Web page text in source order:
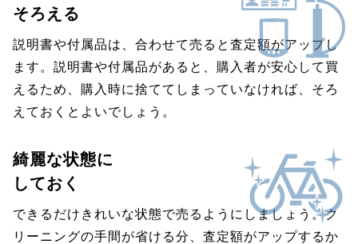
そろえる
説明書や付属品は、合わせて売ると査定額がアップし
ます。説明書や付属品があると、購入者が安心して買
えるため、購入時に捨ててしまっていなければ、そろ
えておくとよいでしょう。
綺麗な状態に
しておく
できるだけきれいな状態で売るようにしましょう。ク
リーニングの手間が省ける分、査定額がアップするか